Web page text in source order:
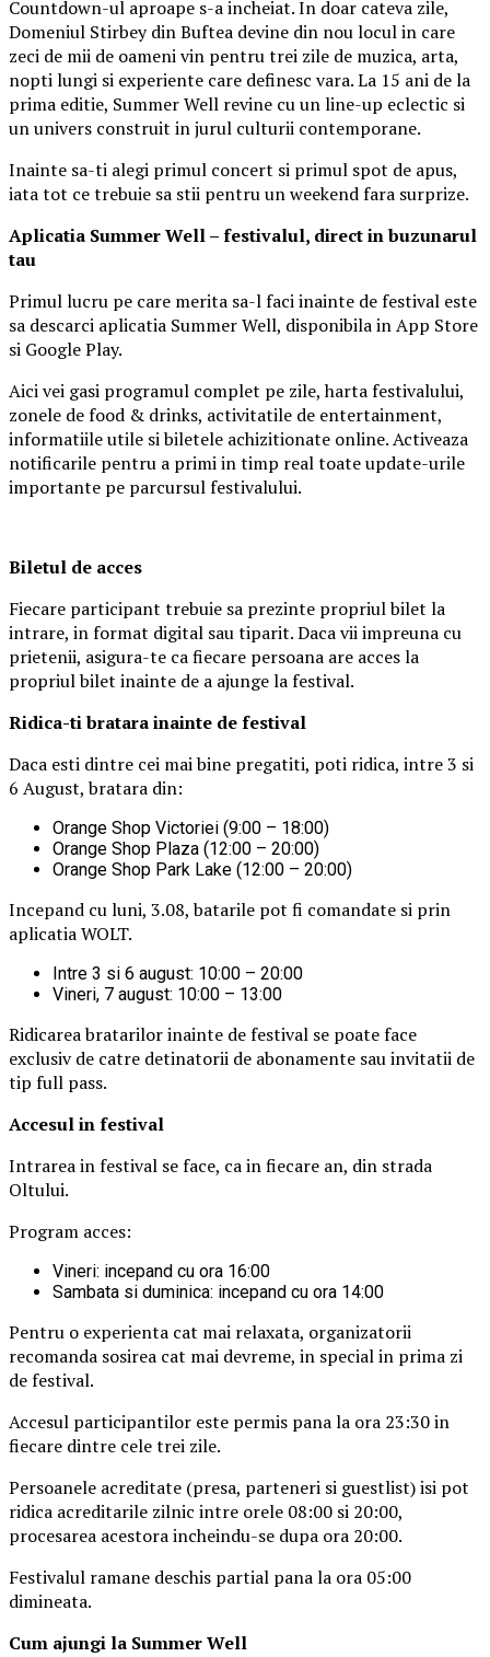
Countdown-ul aproape s-a incheiat. In doar cateva zile,
Domeniul Stirbey din Buftea devine din nou locul in care
zeci de mii de oameni vin pentru trei zile de muzica, arta,
nopti lungi si experiente care definesc vara. La 15 ani de la
prima editie, Summer Well revine cu un line-up eclectic si
un univers construit in jurul culturii contemporane.
Inainte sa-ti alegi primul concert si primul spot de apus,
iata tot ce trebuie sa stii pentru un weekend fara surprize.
Aplicatia Summer Well– festivalul, direct in buzunarul
tau
Primul lucru pe care merita sa-l faci inainte de festival este
sa descarci aplicatia Summer Well, disponibila in App Store
si Google Play.
Aici vei gasi programul complet pe zile, harta festivalului,
zonele de food & drinks, activitatile de entertainment,
informatiile utile si biletele achizitionate online. Activeaza
notificarile pentru a primi in timp real toate update-urile
importante pe parcursul festivalului.
Biletul de acces
Fiecare participant trebuie sa prezinte propriul bilet la
intrare, in format digital sau tiparit. Daca vii impreuna cu
prietenii, asigura-te ca fiecare persoana are acces la
propriul bilet inainte de a ajunge la festival.
Ridica-ti bratarainainte de festival
Daca esti dintre cei mai bine pregatiti, poti ridica, intre 3 si
6 August, bratara din:
Orange Shop Victoriei (9:00 – 18:00)
Orange Shop Plaza (12:00 – 20:00)
Orange Shop Park Lake (12:00 – 20:00)
Incepand cu luni, 3.08, batarile pot fi comandate si prin
aplicatia WOLT.
Intre 3 si 6 august: 10:00 – 20:00
Vineri, 7 august: 10:00 – 13:00
Ridicarea bratarilor inainte de festival se poate face
exclusiv de catre detinatorii de abonamente sau invitatii de
tip full pass.
Accesul in festival
Intrarea in festival se face, ca in fiecare an, din strada
Oltului.
Program acces:
Vineri: incepand cu ora 16:00
Sambata si duminica: incepand cu ora 14:00
Pentru o experienta cat mai relaxata, organizatorii
recomanda sosirea cat mai devreme, in special in prima zi
de festival.
Accesul participantilor este permis pana la ora 23:30 in
fiecare dintre cele trei zile.
Persoanele acreditate (presa, parteneri si guestlist) isi pot
ridica acreditarile zilnic intre orele 08:00 si 20:00,
procesarea acestora incheindu-se dupa ora 20:00.
Festivalul ramane deschis partial pana la ora 05:00
dimineata.
Cum ajungi la Summer Well